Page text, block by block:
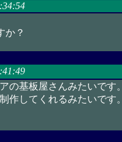
か？
の基板屋さんみたいです。
作してくれるみたいです。